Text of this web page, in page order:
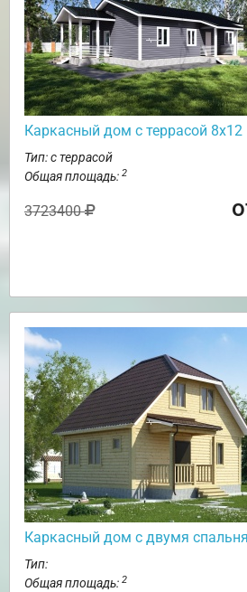
Каркасный дом с террасой 8х12
Тип: с террасой
Общая площадь: 2
3723400
Каркасный дом с двумя
Тип:
Общая площадь: 2